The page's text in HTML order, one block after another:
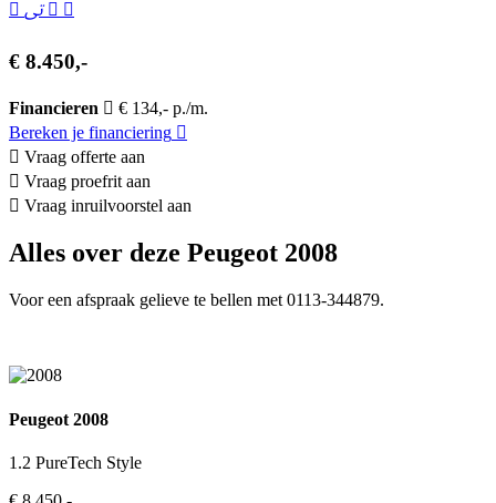
€ 8.450,-
Financieren
€ 134,- p./m.
Bereken je financiering
Vraag offerte aan
Vraag proefrit aan
Vraag inruilvoorstel aan
Alles over deze Peugeot 2008
Voor een afspraak gelieve te bellen met 0113-344879.
Peugeot 2008
1.2 PureTech Style